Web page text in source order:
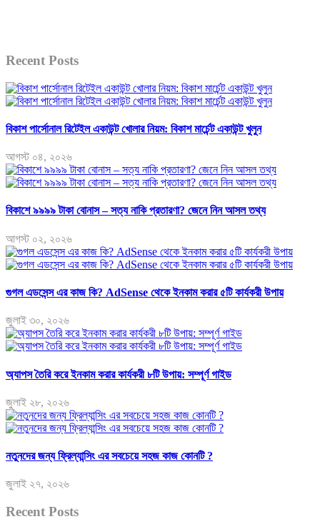
Recent Posts
বিকাশ পার্সোনাল রিটেইল একাউন্ট খোলার নিয়ম: বিকাশ মার্চেন্ট একাউন্ট খুলুন
আগস্ট ০৪, ২০২৬
বিকাশে ৯৯৯৯ টাকা বোনাস – সত্য নাকি প্রতারণা? জেনে নিন আসল তথ্য
আগস্ট ০২, ২০২৬
গুগল এডসেন্স এর কাজ কি? AdSense থেকে ইনকাম করার ৫টি কার্যকরী উপায়
জুলাই ৩০, ২০২৬
অ্যাপস তৈরি করে ইনকাম করার কার্যকরী ৮টি উপায়: সম্পূর্ণ গাইড
জুলাই ২৮, ২০২৬
নতুনদের জন্য ফ্রিল্যান্সিং এর সবচেয়ে সহজ কাজ কোনটি ?
জুলাই ২৭, ২০২৬
Recent Posts